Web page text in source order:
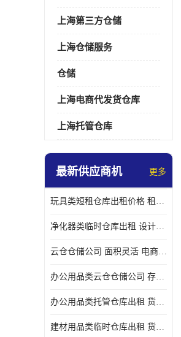
上海第三方仓储
上海仓储服务
仓储
上海电商代发货仓库
上海托管仓库
最新供应商机 更多
玩具类短租仓库出租价格 租期灵活 智能电商配套
净化器类临时仓库出租 设计简单 电商仓储物流战略合作
云仓仓储公司 面积灵活 电商仓储物流战略合作
办公用品类云仓仓储公司 存货周转很快 电商仓储物流战略整合
办公用品类托管仓库出租 货物装卸方便 电商仓储物流战略合作
建材用品类临时仓库出租 货物装卸方便 仓储供应链配套